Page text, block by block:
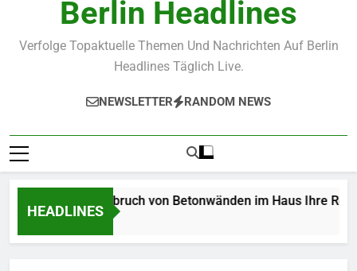
Berlin Headlines
Verfolge Topaktuelle Themen Und Nachrichten Auf Berlin
Headlines Täglich Live.
NEWSLETTER RANDOM NEWS
HEADLINES
Wie der Abbruch von Betonwänden im Haus Ihre
3 Weeks Ago